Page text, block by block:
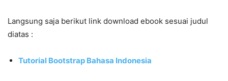
Langsung saja berikut link download ebook sesuai judul
diatas :
Tutorial Bootstrap Bahasa Indonesia